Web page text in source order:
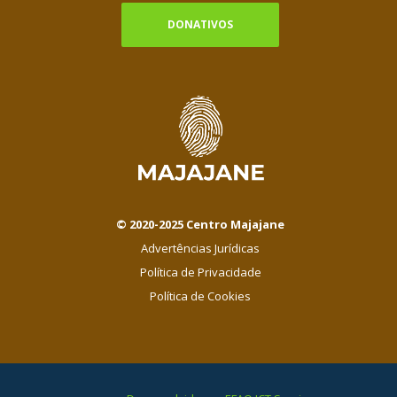
DONATIVOS
© 2020-2025 Centro Majajane
Advertências Jurídicas
Política de Privacidade
Política de Cookies